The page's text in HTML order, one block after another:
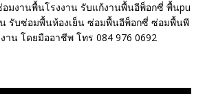
มงานพื้นโรงงาน รับแก้งานพื้นอีพ็อกซี่ พื้นpu
รับซ่อมพื้นห้องเย็น ซ่อมพื้นอีพ็อกซี่ ซ่อมพื้นพี
าน โดยมืออาชีพ โทร 084 976 0692